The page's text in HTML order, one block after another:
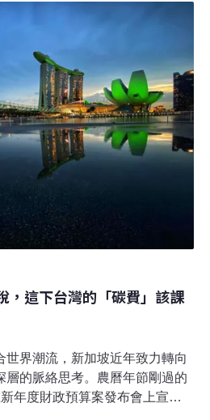
達到「環保減碳、產業升級、社
應儘速推出延宕近20年的碳稅版
應法》。（聯合報報導）
，這下台灣的「碳費」該課
世界潮流，新加坡近年致力轉向
層的脈絡思考。農曆年節剛過的
年度財政預算案發布會上宣